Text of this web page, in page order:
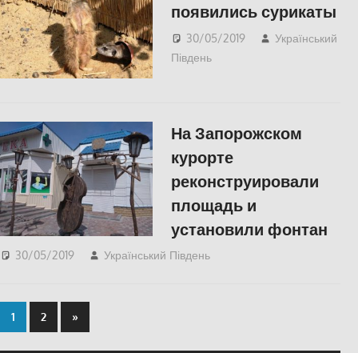
появились сурикаты
30/05/2019
Український
Південь
На Запорожском
курорте
реконструировали
площадь и
установили фонтан
30/05/2019 Український Південь
1 2 »